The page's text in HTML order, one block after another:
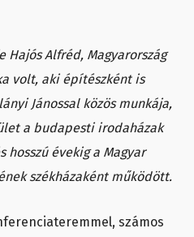
Hajós Alfréd, Magyarország
volt, aki építészként is
Jánossal közös munkája,
a budapesti irodaházak
hosszú évekig a Magyar
székházaként működött.
számos